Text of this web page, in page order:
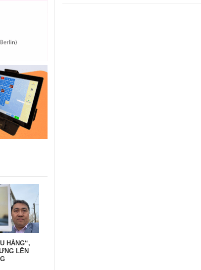
HÀNG“,
LÊN